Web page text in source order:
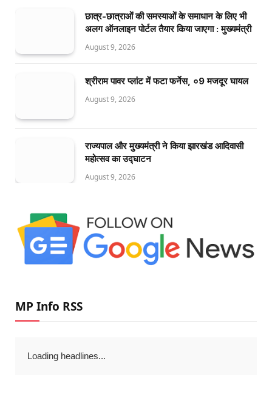
छात्र-छात्राओं की समस्याओं के समाधान के लिए भी
अलग ऑनलाइन पोर्टल तैयार किया जाएगा : मुख्यमंत्री
August 9, 2026
श्रीराम पावर प्लांट में फटा फर्नेस, ०9 मजदूर घायल
August 9, 2026
राज्यपाल और मुख्यमंत्री ने किया झारखंड आदिवासी
महोत्सव का उद्घाटन
August 9, 2026
MP Info RSS
Loading headlines...